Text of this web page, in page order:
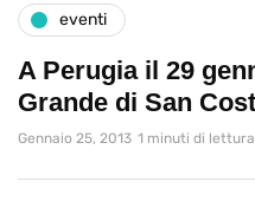
eventi
A Perugia il 29
Grande di San
Gennaio 25, 2013 1 minuti di lettura